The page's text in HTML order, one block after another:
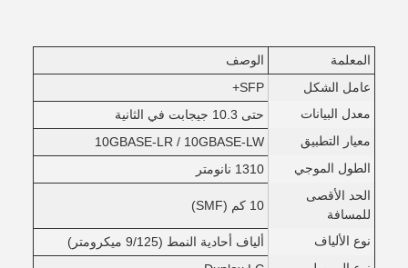
المعلمة
الوصف
عامل الشكل
SFP+
معدل البيانات
حتى 10.3 جيجابت في الثانية
معيار التطبيق
10GBASE-LR / 10GBASE-LW
الطول الموجي
1310 نانومتر
الحد الأقصى
للمسافة
10 كم (SMF)
نوع الألياف
ألياف أحادية النمط (9/125 ميكرومتر)